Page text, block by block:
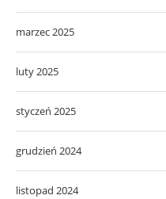
marzec 2025
luty 2025
styczeń 2025
grudzień 2024
listopad 2024